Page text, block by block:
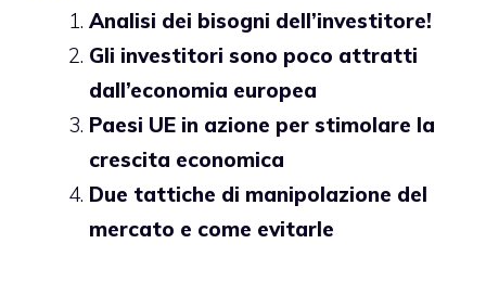
Analisi dei bisogni dell’investitore!
Gli investitori sono poco attratti
dall’economia europea
Paesi UE in azione per stimolare la
crescita economica
Due tattiche di manipolazione del
mercato e come evitarle